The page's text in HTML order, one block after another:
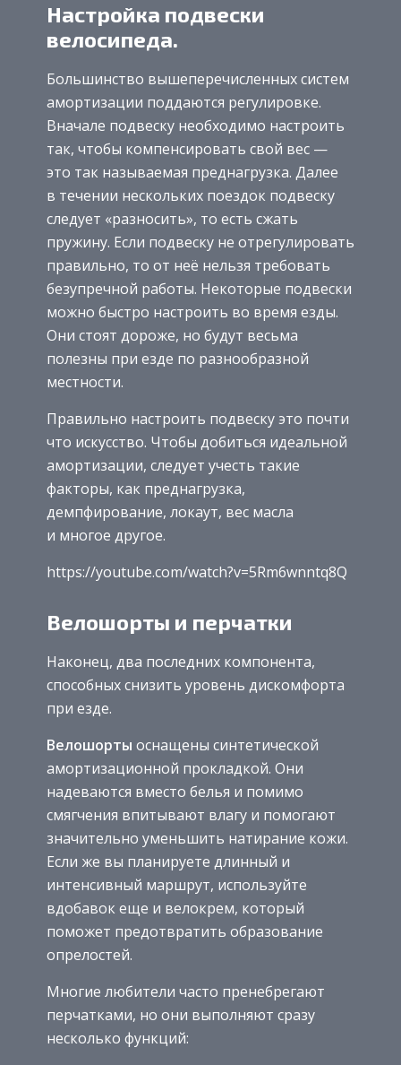
Настройка подвески
велосипеда.
Большинство вышеперечисленных систем
амортизации поддаются регулировке.
Вначале подвеску необходимо настроить
так, чтобы компенсировать свой вес —
это так называемая преднагрузка. Далее
в течении нескольких поездок подвеску
следует «разносить», то есть сжать
пружину. Если подвеску не отрегулировать
правильно, то от неё нельзя требовать
безупречной работы. Некоторые подвески
можно быстро настроить во время езды.
Они стоят дороже, но будут весьма
полезны при езде по разнообразной
местности.
Правильно настроить подвеску это почти
что искусство. Чтобы добиться идеальной
амортизации, следует учесть такие
факторы, как преднагрузка,
демпфирование, локаут, вес масла
и многое другое.
https://youtube.com/watch?v=5Rm6wnntq8Q
Велошорты и перчатки
Наконец, два последних компонента,
способных снизить уровень дискомфорта
при езде.
Велошорты оснащены синтетической
амортизационной прокладкой. Они
надеваются вместо белья и помимо
смягчения впитывают влагу и помогают
значительно уменьшить натирание кожи.
Если же вы планируете длинный и
интенсивный маршрут, используйте
вдобавок еще и велокрем, который
поможет предотвратить образование
опрелостей.
Многие любители часто пренебрегают
перчатками, но они выполняют сразу
несколько функций: